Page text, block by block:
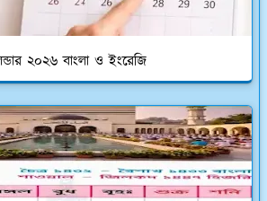
২০২৬ বাংলা ও ইংরেজি